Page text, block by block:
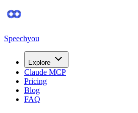
Speechyou
Explore
Claude MCP
Pricing
Blog
FAQ